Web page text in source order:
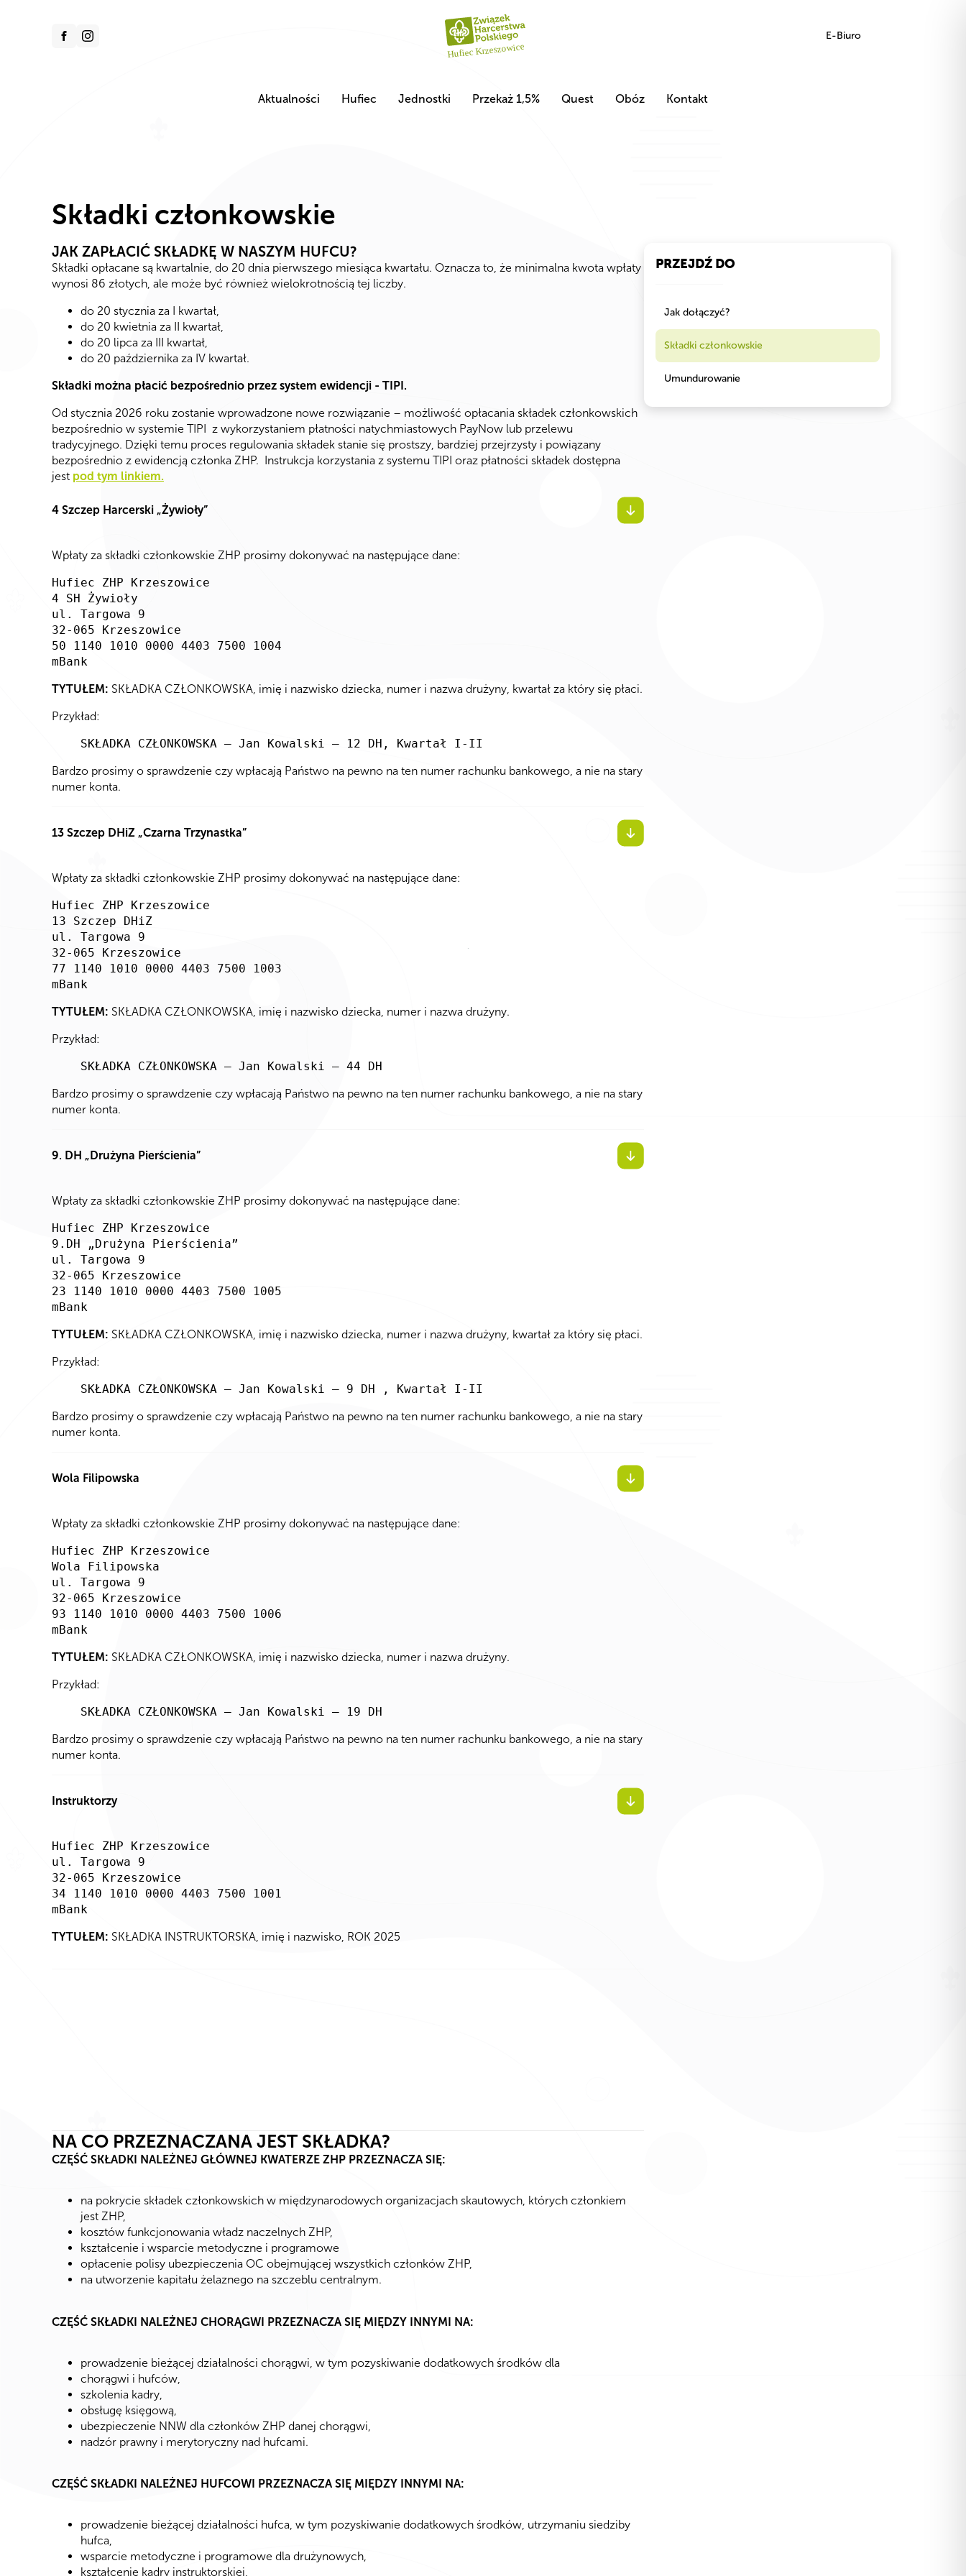
E-Biuro
Aktualności Hufiec Jednostki Przekaż 1,5% Quest Obóz Kontakt
Składki członkowskie
JAK ZAPŁACIĆ SKŁADKĘ W NASZYM HUFCU?
Składki opłacane są kwartalnie, do 20 dnia pierwszego miesiąca kwartału. Oznacza to, że minimalna kwota wpłaty
wynosi 86 złotych, ale może być również wielokrotnością tej liczby.
do 20 stycznia za I kwartał,
do 20 kwietnia za II kwartał,
do 20 lipca za III kwartał,
do 20 października za IV kwartał.
Składki można płacić bezpośrednio przez system ewidencji - TIPI.
Od stycznia 2026 roku zostanie wprowadzone nowe rozwiązanie – możliwość opłacania składek członkowskich
bezpośrednio w systemie TIPI z wykorzystaniem płatności natychmiastowych PayNow lub przelewu
tradycyjnego. Dzięki temu proces regulowania składek stanie się prostszy, bardziej przejrzysty i powiązany
bezpośrednio z ewidencją członka ZHP. Instrukcja korzystania z systemu TIPI oraz płatności składek dostępna
jest pod tym linkiem.
4 Szczep Harcerski „Żywioły”
Wpłaty za składki członkowskie ZHP prosimy dokonywać na następujące dane:
Hufiec ZHP Krzeszowice
4 SH Żywioły
ul. Targowa 9
32-065 Krzeszowice
50 1140 1010 0000 4403 7500 1004
mBank
TYTUŁEM: SKŁADKA CZŁONKOWSKA, imię i nazwisko dziecka, numer i nazwa drużyny, kwartał za który się płaci.
Przykład:
SKŁADKA CZŁONKOWSKA – Jan Kowalski – 12 DH, Kwartał I-II
Bardzo prosimy o sprawdzenie czy wpłacają Państwo na pewno na ten numer rachunku bankowego, a nie na stary
numer konta.
13 Szczep DHiZ „Czarna Trzynastka”
Wpłaty za składki członkowskie ZHP prosimy dokonywać na następujące dane:
Hufiec ZHP Krzeszowice
13 Szczep DHiZ
ul. Targowa 9
32-065 Krzeszowice
77 1140 1010 0000 4403 7500 1003
mBank
TYTUŁEM: SKŁADKA CZŁONKOWSKA, imię i nazwisko dziecka, numer i nazwa drużyny.
Przykład:
SKŁADKA CZŁONKOWSKA – Jan Kowalski – 44 DH
Bardzo prosimy o sprawdzenie czy wpłacają Państwo na pewno na ten numer rachunku bankowego, a nie na stary
numer konta.
9. DH „Drużyna Pierścienia”
Wpłaty za składki członkowskie ZHP prosimy dokonywać na następujące dane:
Hufiec ZHP Krzeszowice
9.DH „Drużyna Pierścienia”
ul. Targowa 9
32-065 Krzeszowice
23 1140 1010 0000 4403 7500 1005
mBank
TYTUŁEM: SKŁADKA CZŁONKOWSKA, imię i nazwisko dziecka, numer i nazwa drużyny, kwartał za który się płaci.
Przykład:
SKŁADKA CZŁONKOWSKA – Jan Kowalski – 9 DH , Kwartał I-II
Bardzo prosimy o sprawdzenie czy wpłacają Państwo na pewno na ten numer rachunku bankowego, a nie na stary
numer konta.
Wola Filipowska
Wpłaty za składki członkowskie ZHP prosimy dokonywać na następujące dane:
Hufiec ZHP Krzeszowice
Wola Filipowska
ul. Targowa 9
32-065 Krzeszowice
93 1140 1010 0000 4403 7500 1006
mBank
TYTUŁEM: SKŁADKA CZŁONKOWSKA, imię i nazwisko dziecka, numer i nazwa drużyny.
Przykład:
SKŁADKA CZŁONKOWSKA – Jan Kowalski – 19 DH
Bardzo prosimy o sprawdzenie czy wpłacają Państwo na pewno na ten numer rachunku bankowego, a nie na stary
numer konta.
Instruktorzy
Hufiec ZHP Krzeszowice
ul. Targowa 9
32-065 Krzeszowice
34 1140 1010 0000 4403 7500 1001
mBank
TYTUŁEM: SKŁADKA INSTRUKTORSKA, imię i nazwisko, ROK 2025
NA CO PRZEZNACZANA JEST SKŁADKA?
CZĘŚĆ SKŁADKI NALEŻNEJ GŁÓWNEJ KWATERZE ZHP PRZEZNACZA SIĘ:
na pokrycie składek członkowskich w międzynarodowych organizacjach skautowych, których członkiem
jest ZHP,
kosztów funkcjonowania władz naczelnych ZHP,
kształcenie i wsparcie metodyczne i programowe
opłacenie polisy ubezpieczenia OC obejmującej wszystkich członków ZHP,
na utworzenie kapitału żelaznego na szczeblu centralnym.
CZĘŚĆ SKŁADKI NALEŻNEJ CHORĄGWI PRZEZNACZA SIĘ MIĘDZY INNYMI NA:
prowadzenie bieżącej działalności chorągwi, w tym pozyskiwanie dodatkowych środków dla
chorągwi i hufców,
szkolenia kadry,
obsługę księgową,
ubezpieczenie NNW dla członków ZHP danej chorągwi,
nadzór prawny i merytoryczny nad hufcami.
CZĘŚĆ SKŁADKI NALEŻNEJ HUFCOWI PRZEZNACZA SIĘ MIĘDZY INNYMI NA:
prowadzenie bieżącej działalności hufca, w tym pozyskiwanie dodatkowych środków, utrzymaniu siedziby
hufca,
wsparcie metodyczne i programowe dla drużynowych,
kształcenie kadry instruktorskiej,
PRZEJDŹ DO
Jak dołączyć?
Składki członkowskie
Umundurowanie